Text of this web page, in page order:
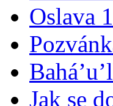
Oslava
Jak se